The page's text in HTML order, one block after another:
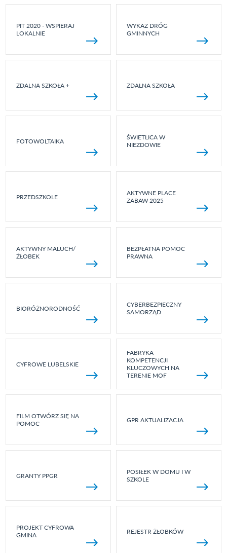
PIT 2020 - WSPIERAJ
LOKALNIE
WYKAZ DRÓG
GMINNYCH
ZDALNA SZKOŁA + ZDALNA SZKOŁA
FOTOWOLTAIKA
ŚWIETLICA W
NIEZDOWIE
PRZEDSZKOLE
AKTYWNE PLACE
ZABAW 2025
AKTYWNY MALUCH/
ŻŁOBEK
BEZPŁATNA POMOC
PRAWNA
BIORÓŻNORODNOŚĆ
CYBERBEZPIECZNY
SAMORZĄD
CYFROWE LUBELSKIE
FABRYKA
KOMPETENCJI
KLUCZOWYCH NA
TERENIE MOF
FILM OTWÓRZ SIĘ NA
POMOC
GPR AKTUALIZACJA
GRANTY PPGR
POSIŁEK W DOMU I W
SZKOLE
PROJEKT CYFROWA
GMINA
REJESTR ŻŁOBKÓW